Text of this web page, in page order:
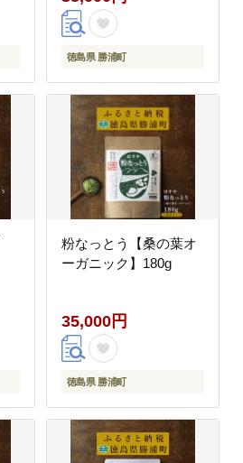
徳島県 勝浦町
粉なっとう【桑の葉オ
ーガニック】180g
35,000円
徳島県 勝浦町